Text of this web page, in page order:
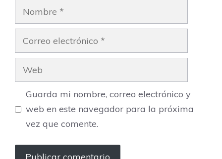
Nombre
Correo
electrónico
Web
Guarda mi nombre, correo electrónico y
web en este navegador para la próxima
vez que comente.